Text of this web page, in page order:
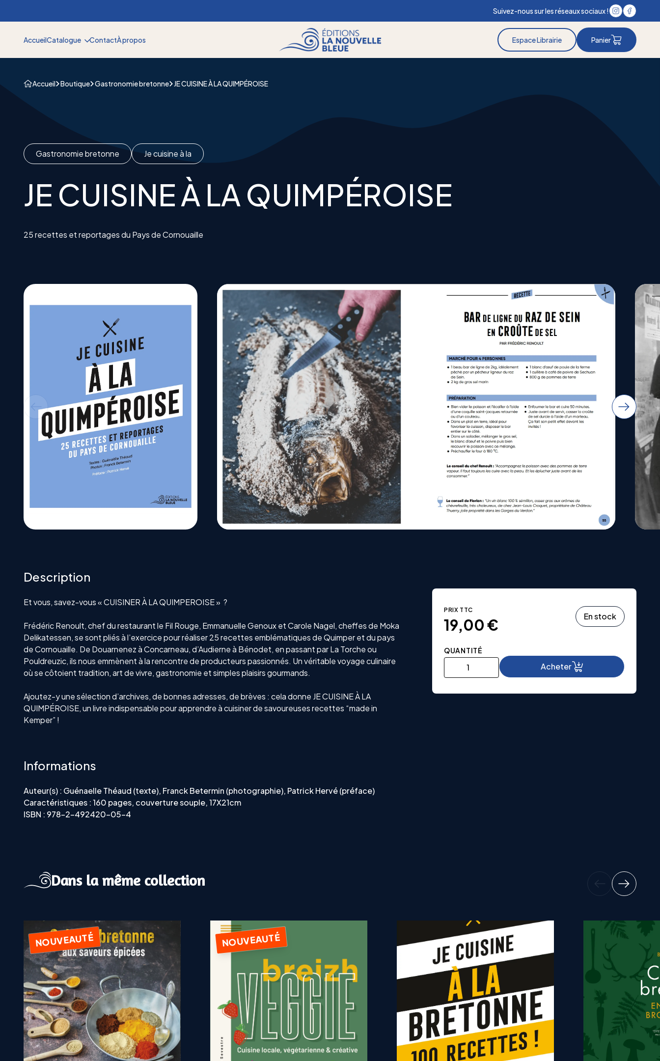
Suivez-nous sur les réseaux sociaux !
AccueilCatalogue ContactÀ propos Espace Librairie Panier
Accueil Boutique Gastronomie bretonne JE CUISINE À LA QUIMPÉROISE
Gastronomie bretonne Je cuisine à la
JE CUISINE À LA QUIMPÉROISE
25 recettes et reportages du Pays de Cornouaille
Description
Et vous, savez-vous « CUISINER À LA QUIMPEROISE » ?
Frédéric Renoult, chef du restaurant le Fil Rouge, Emmanuelle Genoux et Carole Nagel, cheffes de Moka
Delikatessen, se sont pliés à l’exercice pour réaliser 25 recettes emblématiques de Quimper et du pays
de Cornouaille. De Douarnenez à Concarneau, d’Audierne à Bénodet, en passant par La Torche ou
Pouldreuzic, ils nous emmènent à la rencontre de producteurs passionnés. Un véritable voyage culinaire
où se côtoient tradition, art de vivre, gastronomie et simples plaisirs gourmands.
Ajoutez-y une sélection d’archives, de bonnes adresses, de brèves : cela donne JE CUISINE À LA
QUIMPÉROISE, un livre indispensable pour apprendre à cuisiner de savoureuses recettes “made in
Kemper” !
Informations
Auteur(s) : Guénaelle Théaud (texte), Franck Betermin (photographie), Patrick Hervé (préface)
Caractéristiques : 160 pages, couverture souple, 17X21cm
ISBN : 978-2-492420-05-4
PRIX TTC
19,00€ En stock
QUANTITÉ
quantité
de
Acheter
Dans la même collection
NOUVEAUTÉ NOUVEAUTÉ